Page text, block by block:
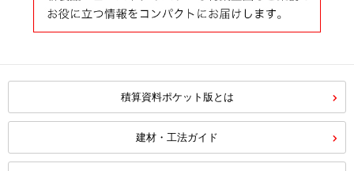
積算資料ポケット版とは
建材・工法ガイド